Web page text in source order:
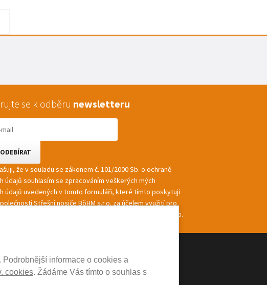
informace o cookies a
cookies. Žádáme Vás tímto o souhlas s
se k odběru newsletteru
že v souladu se zákonem č. 101/2000 Sb. o ochraně
údajů souhlasím se zpracováním veškerých mých
údajů uvedených v tomto formuláři, které tímto poskytuji
Střešní nosiče BöHM s.r.o. za účelem využití pro
zpracování a zasílání informací a nabídek společnosti.